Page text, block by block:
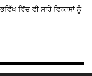
ਵਿੱਚ ਵੀ ਸਾਰੇ ਵਿਕਾਸਾਂ ਨੂੰ